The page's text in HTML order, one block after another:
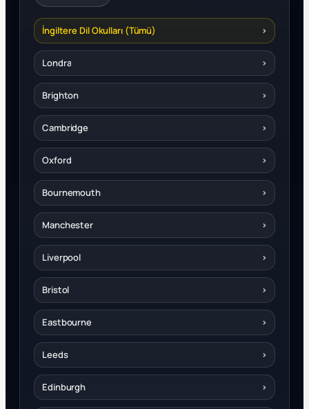
İngiltere Dil Okulları (Tümü) ›
Londra ›
Brighton ›
Cambridge ›
Oxford ›
Bournemouth ›
Manchester ›
Liverpool ›
Bristol ›
Eastbourne ›
Leeds ›
Edinburgh ›